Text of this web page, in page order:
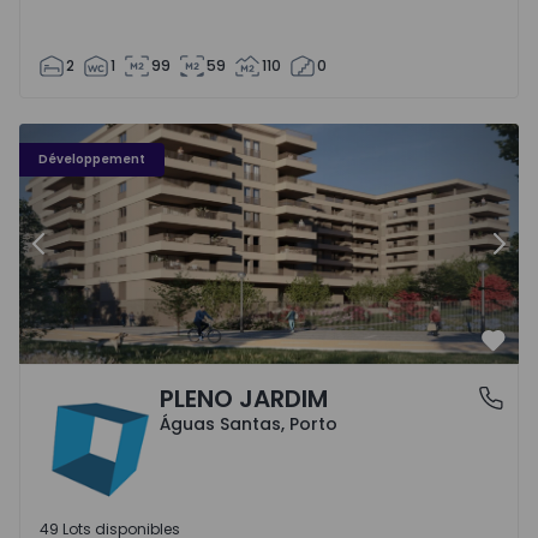
2 1 99 59 110 0
Développement
PLENO JARDIM - 3
Précédent
Águas Santas, PortoPLENO JARDIM
Águas Santas, Porto
49 Lots disponibles